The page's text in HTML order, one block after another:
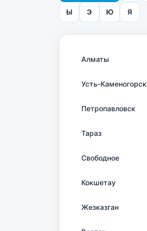
Ы Э Ю Я
Алматы
Усть-Каменогорск
Петропавловск
Тараз
Свободное
Кокшетау
Жезказган